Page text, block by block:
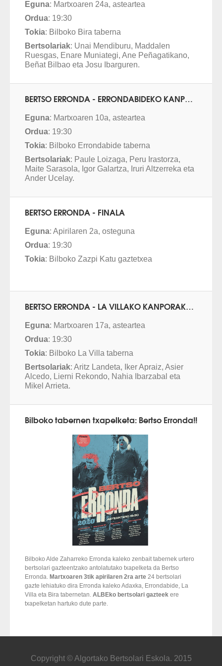
Eguna: Martxoaren 24a, asteartea
Ordua: 19:30
Tokia: Bilboko Bira taberna
Bertsolariak: Unai Mendiburu, Maddalen
Ruesgas, Enare Muniategi, Ane Peñagatikano,
Beñat Bilbao eta Josu Ibarguren.
BERTSO ERRONDA - ERRONDABIDEKO KANPORAKETA
Eguna: Martxoaren 10a, asteartea
Ordua: 19:30
Tokia: Bilboko Errondabide taberna
Bertsolariak: Paule Loizaga, Peru Irastorza,
Maite Sarasola, Igor Galartza, Iruri Altzerreka eta
Ander Ucelay.
BERTSO ERRONDA - FINALA
Eguna: Apirilaren 2a, osteguna
Ordua: 19:30
Tokia: Bilboko Zazpi Katu gaztetxea
BERTSO ERRONDA - LA VILLAKO KANPORAKETA
Eguna: Martxoaren 17a, asteartea
Ordua: 19:30
Tokia: Bilboko La Villa taberna
Bertsolariak: Aritz Landeta, Iker Apraiz, Asier
Alcedo, Lierni Rekondo, Nahia Ibarzabal eta
Mikel Arrieta.
Bilboko tabernen txapelketa: Bertso Erronda!!
Bilboko Alde Zaharreko Erronda kaleko zenbait tabernek urtero
bertsolari gazteentzako antolatutako txapelketa da Bertso
Erronda. Martxoaren 3tik apirilaren 2ra arte 24 bertsolari
gazte lehiatuko dira Erronda kaleko Adaxka, Errondabide, La
Villa eta Bira tabernetan. ALBEko bertsolari gazteek ere
txapelketan hartuko dute parte.
Copyright © Algortako Bertsolari Eskola. 2015